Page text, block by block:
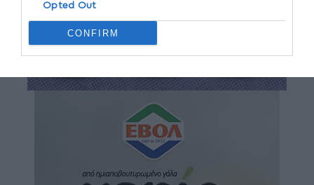
Opted Out
CONFIRM